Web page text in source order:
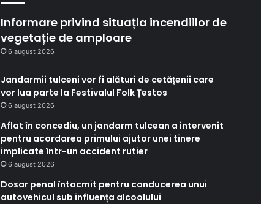
Informare privind situația incendiilor de
vegetație de amploare
6 august 2026
Jandarmii tulceni vor fi alături de cetățenii care
vor lua parte la Festivalul Folk Țestos
6 august 2026
Aflat în concediu, un jandarm tulcean a intervenit
pentru acordarea primului ajutor unei tinere
implicate într-un accident rutier
6 august 2026
Dosar penal întocmit pentru conducerea unui
autovehicul sub influența alcoolului